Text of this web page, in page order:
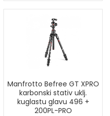
Manfrotto Befree GT XPRO
karbonski stativ uklj.
kuglastu glavu 496 +
200PL-PRO